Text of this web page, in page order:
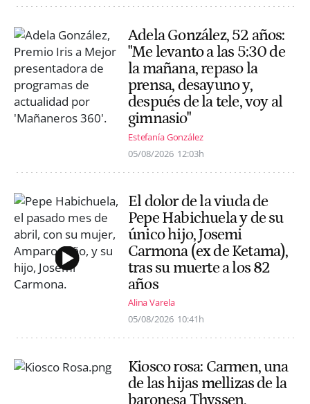
Adela González, 52 años:
"Me levanto a las 5:30 de
la mañana, repaso la
prensa, desayuno y,
después de la tele, voy al
gimnasio"
Estefanía González
05/08/2026 12:03h
El dolor de la viuda de
Pepe Habichuela y de su
único hijo, Josemi
Carmona (ex de Ketama),
tras su muerte a los 82
años
Alina Varela
05/08/2026 10:41h
Kiosco rosa: Carmen, una
de las hijas mellizas de la
baronesa Thyssen,